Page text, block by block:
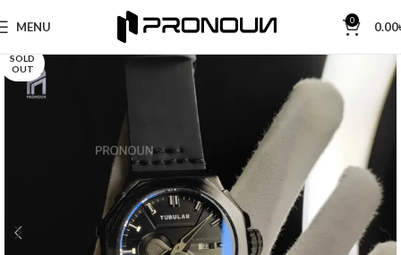
MENU 0 0.00
SOLD
OUT